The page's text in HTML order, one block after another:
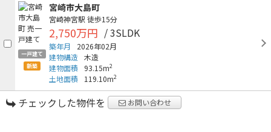
一戸建て
新築
宮崎市大島町
宮崎神宮駅 徒歩15分
2,750万円 / 3SLDK
築年月
2026年02月
建物構造 木造
建物面積
93.15m2
土地面積 119.10m2
チェックした物件を お問い合わせ